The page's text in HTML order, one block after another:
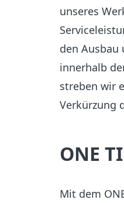
unseres
den Ausbau
innerhalb
streben wir
Verkürzung
ONE
Mit dem